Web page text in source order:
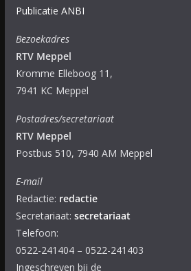
Publicatie ANBI
Bezoekadres
RTV Meppel
Kromme Elleboog 11,
7941 KC Meppel
Postadres/secretariaat
RTV Meppel
Postbus 510, 7940 AM Meppel
E-mail
Redactie: redactie
Secretariaat: secretariaat
Telefoon:
0522-241404 – 0522-241403
Ingeschreven bij de